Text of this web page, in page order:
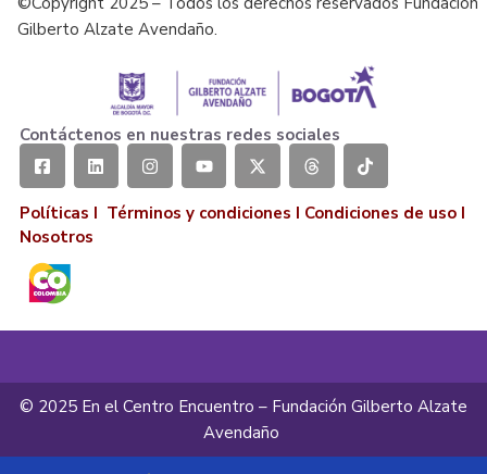
Gilberto Alzate Avendaño.
Contáctenos en nuestras redes sociales
Políticas I Términos y condiciones I Condiciones de uso I
Nosotros
© 2025 En el Centro Encuentro – Fundación Gilberto Alzate
Avendaño